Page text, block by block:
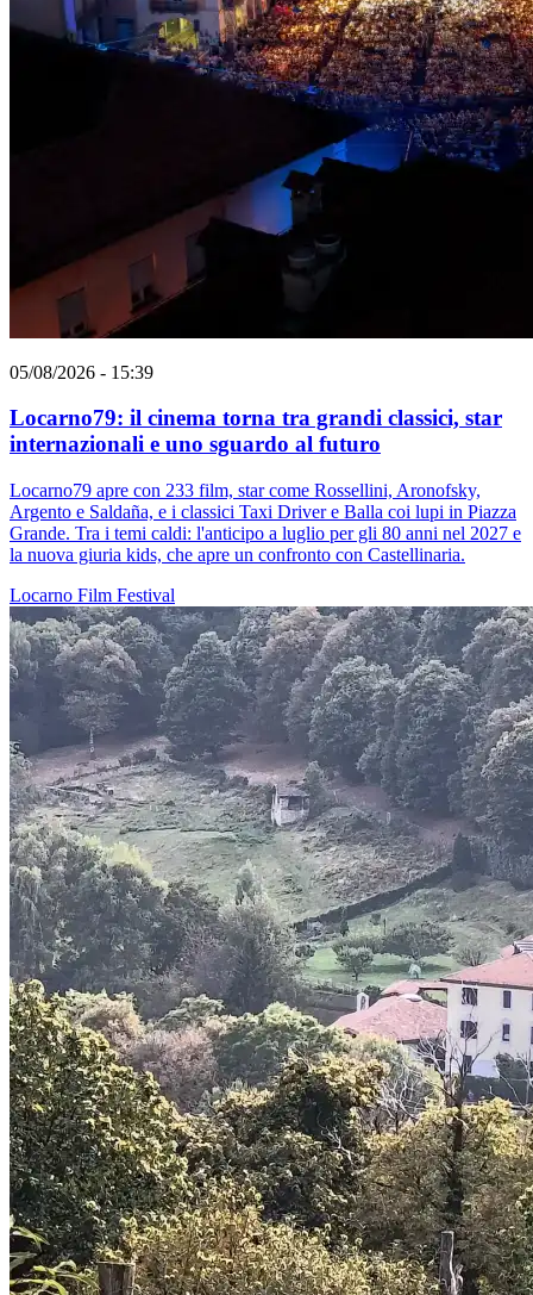
05/08/2026 - 15:39
Locarno79: il cinema torna tra grandi classici, star
internazionali e uno sguardo al futuro
Locarno79 apre con 233 film, star come Rossellini, Aronofsky,
Argento e Saldaña, e i classici Taxi Driver e Balla coi lupi in Piazza
Grande. Tra i temi caldi: l'anticipo a luglio per gli 80 anni nel 2027 e
la nuova giuria kids, che apre un confronto con Castellinaria.
Locarno Film Festival